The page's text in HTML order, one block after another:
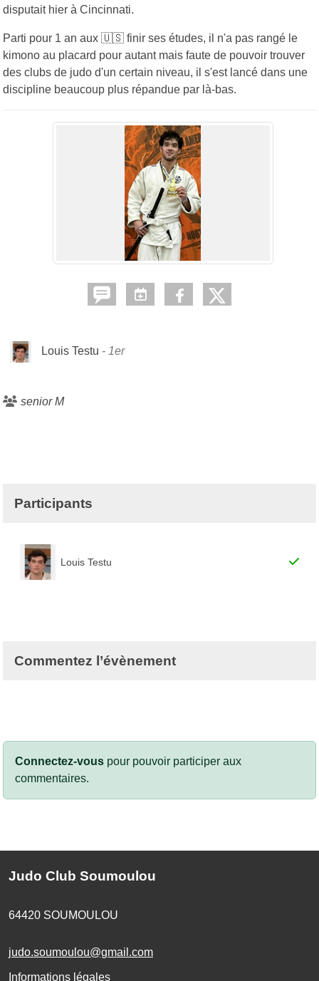
disputait hier à Cincinnati.
Parti pour 1 an aux 🇺🇸 finir ses études, il n'a pas rangé le
kimono au placard pour autant mais faute de pouvoir trouver
des clubs de judo d'un certain niveau, il s'est lancé dans une
discipline beaucoup plus répandue par là-bas.
Louis Testu 1er
senior M
Participants
Louis Testu
Commentez l’évènement
Connectez-vous pour pouvoir participer aux
commentaires.
Judo Club Soumoulou
64420 SOUMOULOU
judo.soumoulou@gmail.com
Informations légales